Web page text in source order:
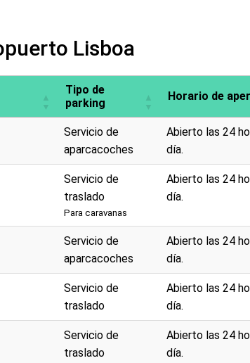
Lisboa
Tipo de
parking
Horario de
Servicio de
aparcacoches
Abierto las 24
día.
Servicio de
traslado
Para caravanas
Abierto las 24
día.
Servicio de
aparcacoches
Abierto las 24
día.
Servicio de
traslado
Abierto las 24
día.
Servicio de
traslado
Abierto las 24
día.